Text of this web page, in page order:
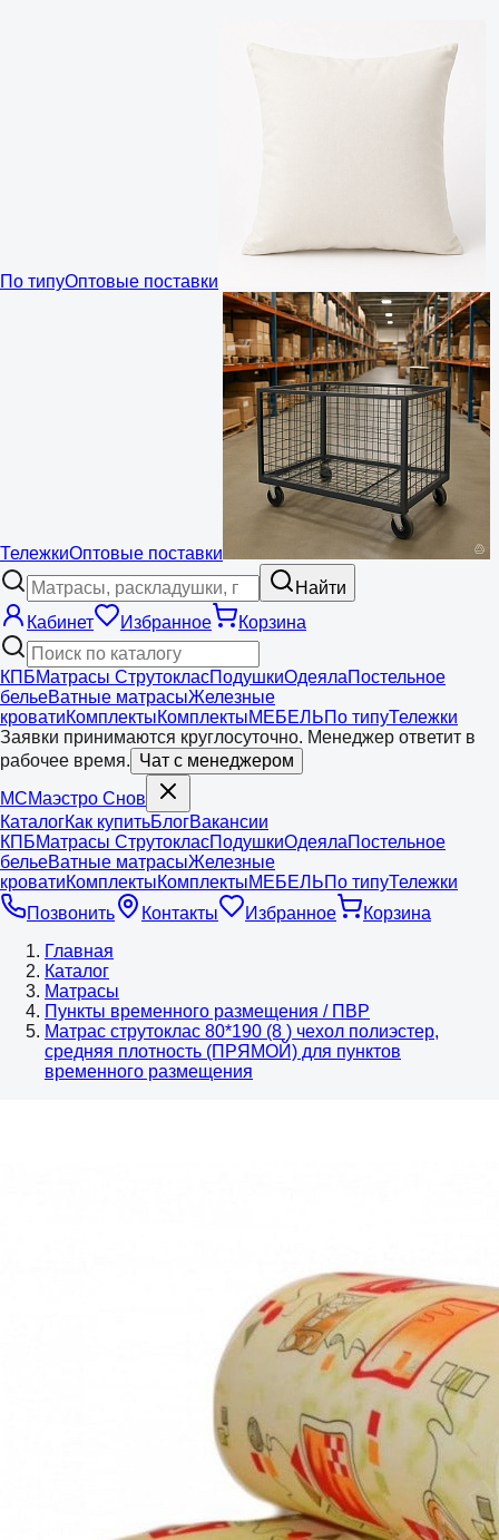
По типуОптовые поставки
ТележкиОптовые поставки
Найти
Кабинет
Избранное Корзина
КПБМатрасы СтрутокласПодушкиОдеялаПостельное
бельеВатные матрасыЖелезные
кроватиКомплектыКомплектыМЕБЕЛЬПо типуТележки
Заявки принимаются круглосуточно. Менеджер ответит в
рабочее время. Чат с менеджером
МСМаэстро Снов
КаталогКак купитьБлогВакансии
КПБМатрасы СтрутокласПодушкиОдеялаПостельное
бельеВатные матрасыЖелезные
кроватиКомплектыКомплектыМЕБЕЛЬПо типуТележки
Позвонить
Контакты Избранное
Корзина
Главная
Каталог
Матрасы
Пункты временного размещения / ПВР
Матрас струтоклас 80*190 (8 ) чехол полиэстер,
средняя плотность (ПРЯМОЙ) для пунктов
временного размещения